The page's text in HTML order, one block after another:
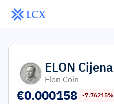
ELON Cijena
Elon Coin
€0.000158 -7.76215%